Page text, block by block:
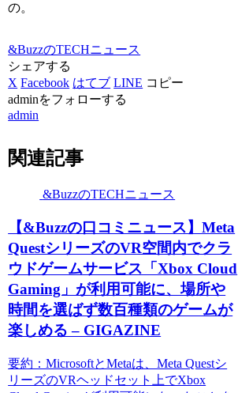
の。
&BuzzのTECHニュース
シェアする
X Facebook はてブ LINE コピー
adminをフォローする
admin
関連記事
&BuzzのTECHニュース
【&Buzzの口コミニュース】Meta
QuestシリーズのVR空間内でクラ
ウドゲームサービス「Xbox Cloud
Gaming」が利用可能に、場所や
時間を選ばず数百種類のゲームが
楽しめる – GIGAZINE
要約：MicrosoftとMetaは、Meta Questシ
リーズのVRヘッドセット上でXbox